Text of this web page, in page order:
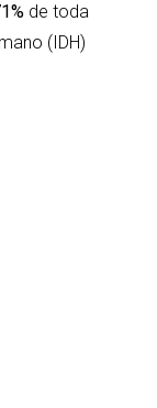
de toda
(IDH)